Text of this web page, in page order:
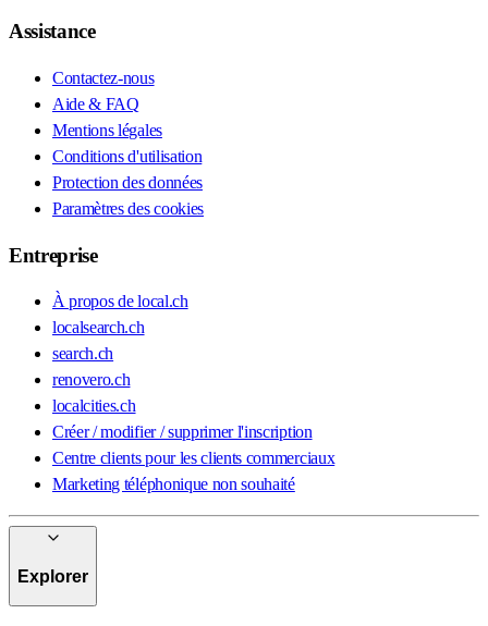
Assistance
Contactez-nous
Aide & FAQ
Mentions légales
Conditions d'utilisation
Protection des données
Paramètres des cookies
Entreprise
À propos de local.ch
localsearch.ch
search.ch
renovero.ch
localcities.ch
Créer / modifier / supprimer l'inscription
Centre clients pour les clients commerciaux
Marketing téléphonique non souhaité
Explorer